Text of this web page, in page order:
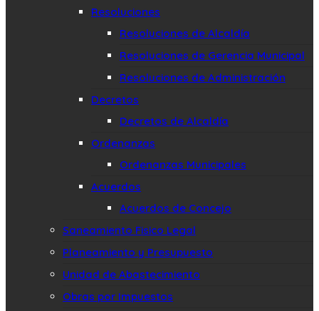
Resoluciones
Resoluciones de Alcaldía
Resoluciones de Gerencia Municipal
Resoluciones de Administración
Decretos
Decretos de Alcaldía
Ordenanzas
Ordenanzas Municipales
Acuerdos
Acuerdos de Concejo
Saneamiento Fisico Legal
Planeamiento y Presupuesto
Unidad de Abastecimiento
Obras por Impuestos